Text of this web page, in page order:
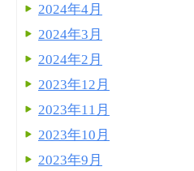
2024年4月
2024年3月
2024年2月
2023年12月
2023年11月
2023年10月
2023年9月